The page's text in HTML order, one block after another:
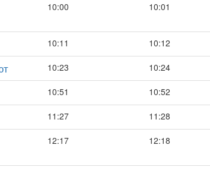
10:00 10:01
10:11 10:12
10:23 10:24
10:51 10:52
11:27 11:28
12:17 12:18